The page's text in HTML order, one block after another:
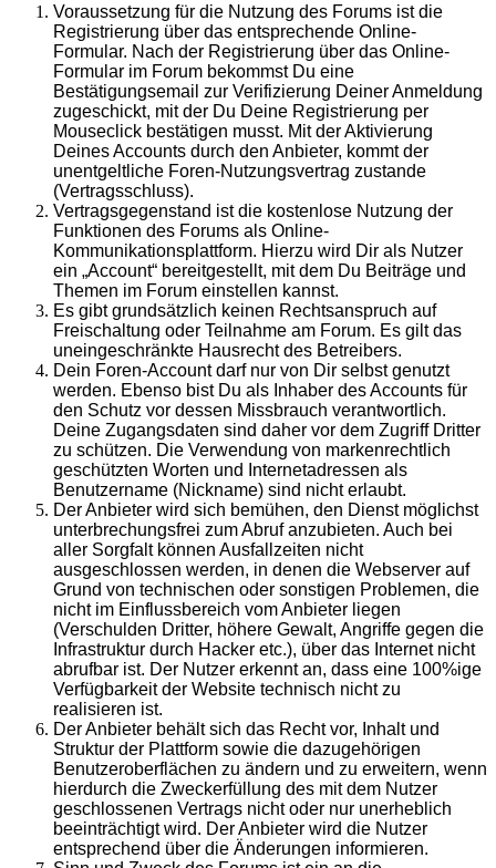
Voraussetzung für die Nutzung des Forums ist die
Registrierung über das entsprechende Online-
Formular. Nach der Registrierung über das Online-
Formular im Forum bekommst Du eine
Bestätigungsemail zur Verifizierung Deiner Anmeldung
zugeschickt, mit der Du Deine Registrierung per
Mouseclick bestätigen musst. Mit der Aktivierung
Deines Accounts durch den Anbieter, kommt der
unentgeltliche Foren-Nutzungsvertrag zustande
(Vertragsschluss).
Vertragsgegenstand ist die kostenlose Nutzung der
Funktionen des Forums als Online-
Kommunikationsplattform. Hierzu wird Dir als Nutzer
ein „Account“ bereitgestellt, mit dem Du Beiträge und
Themen im Forum einstellen kannst.
Es gibt grundsätzlich keinen Rechtsanspruch auf
Freischaltung oder Teilnahme am Forum. Es gilt das
uneingeschränkte Hausrecht des Betreibers.
Dein Foren-Account darf nur von Dir selbst genutzt
werden. Ebenso bist Du als Inhaber des Accounts für
den Schutz vor dessen Missbrauch verantwortlich.
Deine Zugangsdaten sind daher vor dem Zugriff Dritter
zu schützen. Die Verwendung von markenrechtlich
geschützten Worten und Internetadressen als
Benutzername (Nickname) sind nicht erlaubt.
Der Anbieter wird sich bemühen, den Dienst möglichst
unterbrechungsfrei zum Abruf anzubieten. Auch bei
aller Sorgfalt können Ausfallzeiten nicht
ausgeschlossen werden, in denen die Webserver auf
Grund von technischen oder sonstigen Problemen, die
nicht im Einflussbereich vom Anbieter liegen
(Verschulden Dritter, höhere Gewalt, Angriffe gegen die
Infrastruktur durch Hacker etc.), über das Internet nicht
abrufbar ist. Der Nutzer erkennt an, dass eine 100%ige
Verfügbarkeit der Website technisch nicht zu
realisieren ist.
Der Anbieter behält sich das Recht vor, Inhalt und
Struktur der Plattform sowie die dazugehörigen
Benutzeroberflächen zu ändern und zu erweitern, wenn
hierdurch die Zweckerfüllung des mit dem Nutzer
geschlossenen Vertrags nicht oder nur unerheblich
beeinträchtigt wird. Der Anbieter wird die Nutzer
entsprechend über die Änderungen informieren.